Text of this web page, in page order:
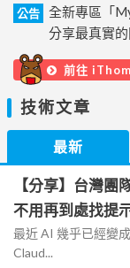
公告
全新專區「
分享最真實
前往
技術文章
最新
【分享】台灣
不用再到處找提
最近 AI 幾乎已經變
Claud...